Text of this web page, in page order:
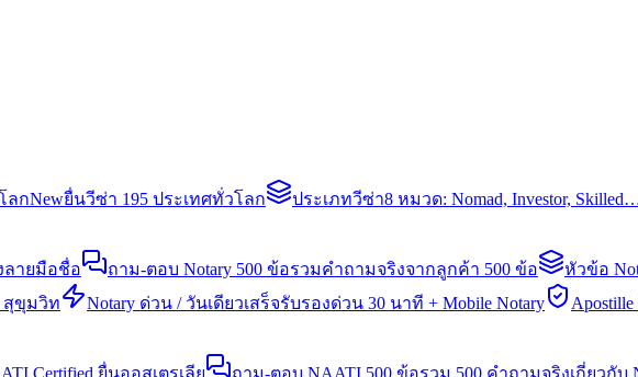
ลกNewยื่นวีซ่า 195 ประเทศทั่วโลก ประเภทวีซ่า8 หมวด: Nomad, Investor,
ลายมือชื่อ ถาม-ตอบ Notary 500 ข้อรวมคำถามจริงจากลูกค้า 500 ข้อ หัวข้อ
สุขุมวิท Notary ด่วน / วันเดียวเสร็จรับรองด่วน 30 นาที + Mobile Notary Apostille
Certified ยื่นออสเตรเลีย ถาม-ตอบ NAATI 500 ข้อรวม 500 คำถามจริงเกี่ยวกับ